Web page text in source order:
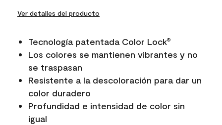
Ver detalles del producto
Tecnología patentada Color Lock®
Los colores se mantienen vibrantes y no
se traspasan
Resistente a la descoloración para dar un
color duradero
Profundidad e intensidad de color sin
igual